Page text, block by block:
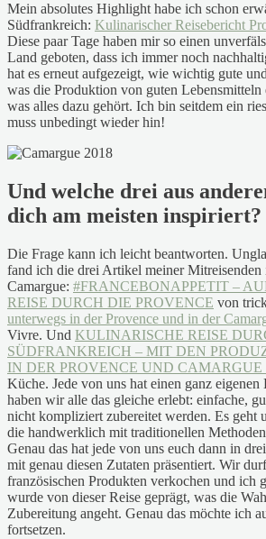
Mein absolutes Highlight habe ich schon
Südfrankreich: Kulinarischer Reisebericht
Diese paar Tage haben mir so einen
Land geboten, dass ich immer noch
hat es erneut aufgezeigt, wie wichtig gute
was die Produktion von guten Lebensmitteln
was alles dazu gehört. Ich bin seitdem ein
muss unbedingt wieder hin!
Und welche drei aus
dich am meisten inspiriert?
Die Frage kann ich leicht beantworten.
fand ich die drei Artikel meiner Mitreisenden
Camargue: #FRANCEBONAPPETIT –
REISE DURCH DIE PROVENCE von
unterwegs in der Provence und in der
Vivre. Und KULINARISCHE REISE
SÜDFRANKREICH – MIT DEN
IN DER PROVENCE UND CAMARGUE
Küche. Jede von uns hat einen ganz
haben wir alle das gleiche erlebt: einfache,
nicht kompliziert zubereitet werden. Es geht
die handwerklich mit traditionellen
Genau das hat jede von uns euch dann in
mit genau diesen Zutaten präsentiert. Wir
französischen Produkten verkochen und ich
wurde von dieser Reise geprägt, was die
Zubereitung angeht. Genau das möchte ich
fortsetzen.